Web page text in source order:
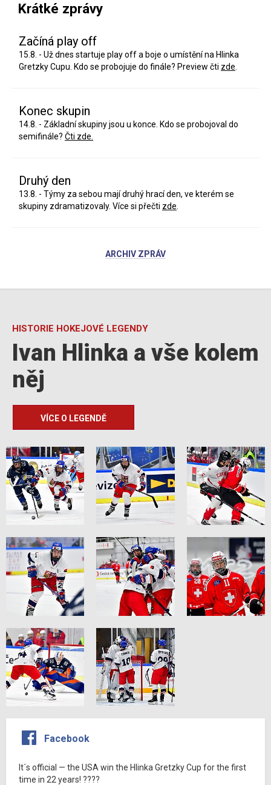
Krátké zprávy
Začíná play off
15.8. - Už dnes startuje play off a boje o umístění na Hlinka
Gretzky Cupu. Kdo se probojuje do finále? Preview čti zde
Konec skupin
14.8. - Základní skupiny jsou u konce. Kdo se probojoval do
semifinále? Čti zde.
Druhý den
13.8. - Týmy za sebou mají druhý hrací den, ve kterém se
skupiny zdramatizovaly. Více si přečti zde
ARCHIV ZPRÁV
HISTORIE HOKEJOVÉ LEGENDY
Ivan Hlinka a vše kolem
něj
VÍCE O LEGENDĚ
Facebook
It´s official — the USA win the Hlinka Gretzky Cup for the first
time in 22 years! ????